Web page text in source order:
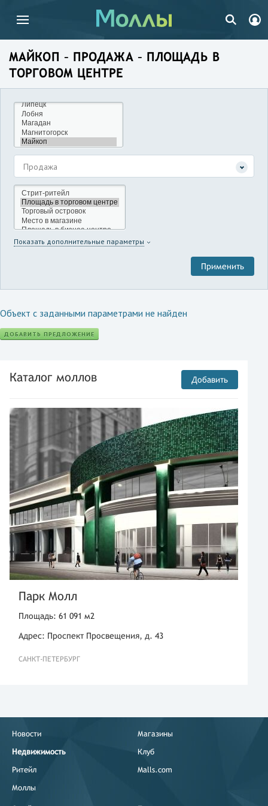
МАЙКОП – ПРОДАЖА – ПЛОЩАДЬ В
ТОРГОВОМ ЦЕНТРЕ
Продажа
Показать дополнительные параметры
Объект с заданными параметрами не найден
ДОБАВИТЬ ПРЕДЛОЖЕНИЕ
Каталог моллов Добавить
Парк Молл
Площадь: 61 091 м2
Адрес: Проспект Просвещения, д. 43
САНКТ-ПЕТЕРБУРГ
Новости
Недвижимость
Ритейл
Моллы
Магазины
Клуб
Malls.com